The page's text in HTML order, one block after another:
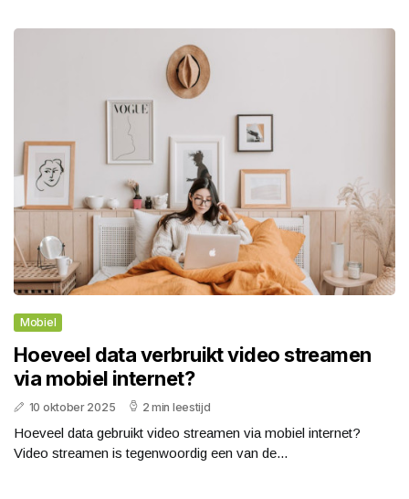
Mobiel
Hoeveel data verbruikt video streamen
via mobiel internet?
10 oktober 2025 2 min leestijd
Hoeveel data gebruikt video streamen via mobiel internet?
Video streamen is tegenwoordig een van de...